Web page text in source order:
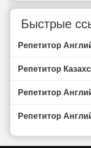
Быстрые
Репетитор
Репетитор
Репетитор
Репетитор